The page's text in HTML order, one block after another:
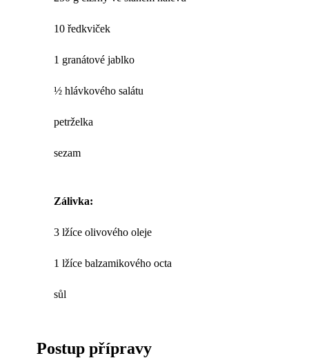
10 ředkviček
1 granátové jablko
½ hlávkového salátu
petrželka
sezam
Zálivka:
3 lžíce olivového oleje
1 lžíce balzamikového octa
sůl
Postup přípravy